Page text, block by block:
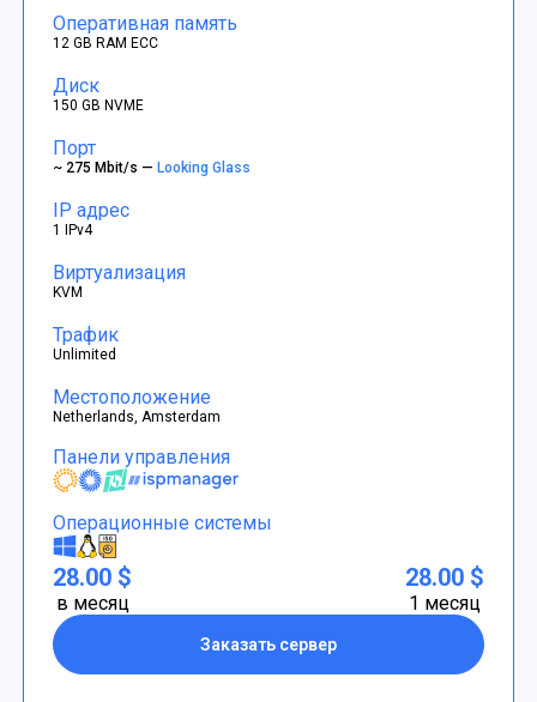
Оперативная память
12 GB RAM ECC
Диск
150 GB NVME
Порт
~ 275 Mbit/s —Looking Glass
IP адрес
1 IPv4
Виртуализация
KVM
Трафик
Unlimited
Местоположение
Netherlands, Amsterdam
Панели управления
Операционные системы
28.00 $
в месяц
Заказать сервер
28.00 $
1 месяц